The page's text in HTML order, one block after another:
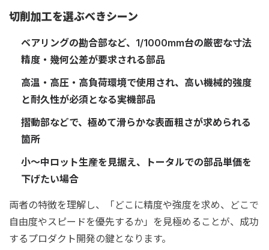
切削加工を選ぶべきシーン
ベアリングの勘合部など、1/1000mm台の厳密な寸法
精度・幾何公差が要求される部品
高温・高圧・高負荷環境で使用され、高い機械的強度
と耐久性が必須となる実機部品
摺動部などで、極めて滑らかな表面粗さが求められる
箇所
小〜中ロット生産を見据え、トータルでの部品単価を
下げたい場合
両者の特徴を理解し、「どこに精度や強度を求め、どこで
自由度やスピードを優先するか」を見極めることが、成功
するプロダクト開発の鍵となります。